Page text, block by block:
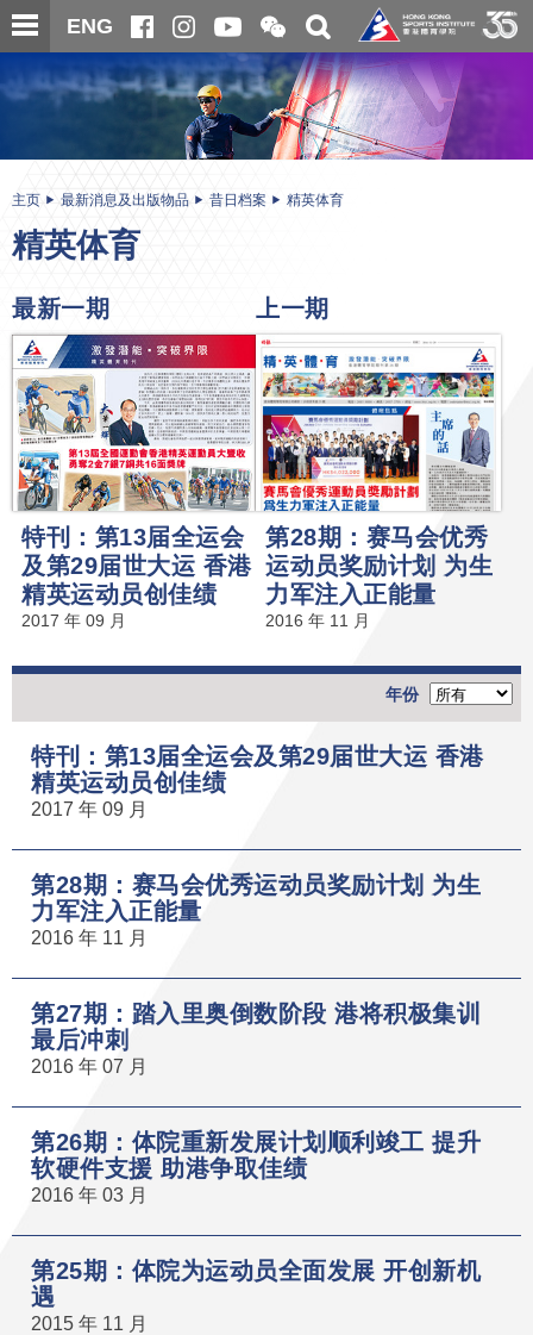
跳
至
内
ENG
开
合
微
信
二
维
码
关
搜
寻
内
主页 最新消息及出版物品 昔日档案 精英体育
精英体育
最新一期
特刊：第13届全运会
及第29届世大运 香港
精英运动员创佳绩
2017 年 09 月
上一期
第28期：赛马会优秀
运动员奖励计划 为生
力军注入正能量
2016 年 11 月
年份
特刊：第13届全运会及第29届世大运 香港
精英运动员创佳绩
2017 年 09 月
第28期：赛马会优秀运动员奖励计划 为生
力军注入正能量
2016 年 11 月
第27期：踏入里奥倒数阶段 港将积极集训
最后冲刺
2016 年 07 月
第26期：体院重新发展计划顺利竣工 提升
软硬件支援 助港争取佳绩
2016 年 03 月
第25期：体院为运动员全面发展 开创新机
遇
2015 年 11 月